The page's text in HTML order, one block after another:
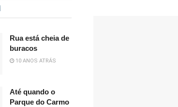
Rua está cheia de
buracos
10 ANOS ATRÁS
Até quando o
Parque do Carmo